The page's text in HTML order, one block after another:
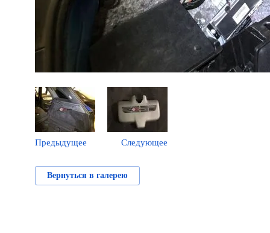
Предыдущее Следующее
Вернуться в галерею